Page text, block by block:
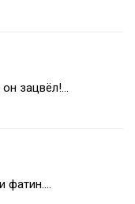
зацвёл!...
фатин....